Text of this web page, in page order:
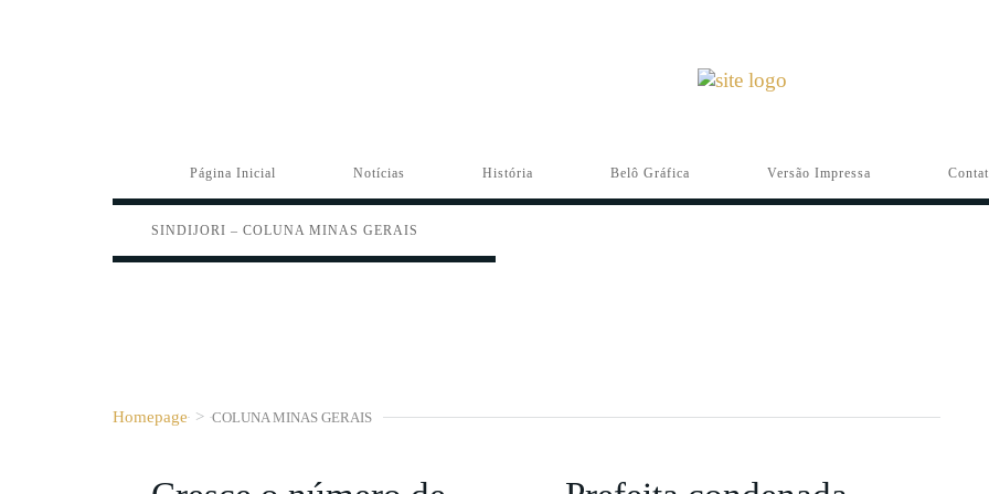
Página Inicial Notícias História Belô Gráfica Versão Impressa
SINDIJORI – COLUNA MINAS GERAIS
Homepage > COLUNA MINAS GERAIS